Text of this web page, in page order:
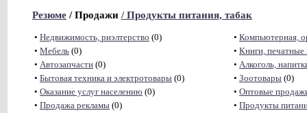
Резюме / Продажи /Продукты питания, табак
• Недвижимость, риэлтeрство (0) • Компьютерная,
• Мебель (0) • Книги, печатные
• Автозапчасти (0) • Алкоголь,
• Бытовая техника и электротовары (0) • Зоотовары (0)
• Оказание услуг населению (0) • Оптовые
• Продажа рекламы (0) • Продукты